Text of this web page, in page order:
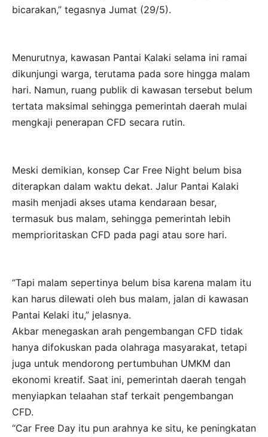
bicarakan,” tegasnya Jumat (29/5).
Menurutnya, kawasan Pantai Kalaki selama ini ramai
dikunjungi warga, terutama pada sore hingga malam
hari. Namun, ruang publik di kawasan tersebut belum
tertata maksimal sehingga pemerintah daerah mulai
mengkaji penerapan CFD secara rutin.
Meski demikian, konsep Car Free Night belum bisa
diterapkan dalam waktu dekat. Jalur Pantai Kalaki
masih menjadi akses utama kendaraan besar,
termasuk bus malam, sehingga pemerintah lebih
memprioritaskan CFD pada pagi atau sore hari.
“Tapi malam sepertinya belum bisa karena malam itu
kan harus dilewati oleh bus malam, jalan di kawasan
Pantai Kelaki itu,” jelasnya.
Akbar menegaskan arah pengembangan CFD tidak
hanya difokuskan pada olahraga masyarakat, tetapi
juga untuk mendorong pertumbuhan UMKM dan
ekonomi kreatif. Saat ini, pemerintah daerah tengah
menyiapkan telaahan staf terkait pengembangan
CFD.
“Car Free Day itu pun arahnya ke situ, ke peningkatan